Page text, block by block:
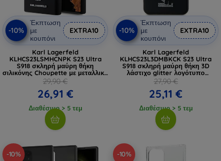
-10%
Έκπτωση
με
κουπόνι
EXTRA10
Karl Lagerfeld
KLHCS23LSMHCNPK S23 Ultra
S918 σκληρή μαύρη θήκη
σιλικόνης Choupette με μεταλλικό
καρφί (KLHCS23LSMHCNPK)
29,90 €
26,91 €
Διαθέσιμο > 5 τεμ
-10%
Έκπτωση
με
κουπόνι
EXTRA10
Karl Lagerfeld
KLHCS23L3DMBKCK S23 Ultra
S918 σκληρή μαύρη θήκη 3D
λάστιχο glitter λογότυπο
(KLHCS23L3DMBKCK)
27,90 €
25,11 €
Διαθέσιμο > 5 τεμ
-10% -10%